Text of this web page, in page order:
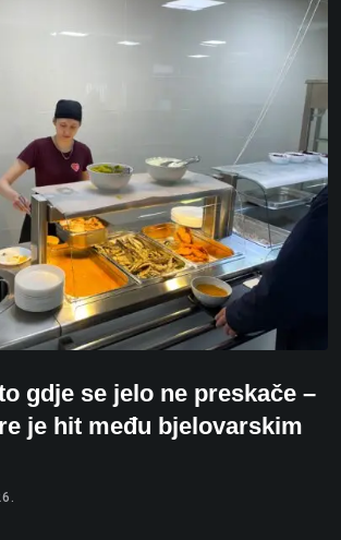
gdje se jelo ne preskače –
je hit među bjelovarskim